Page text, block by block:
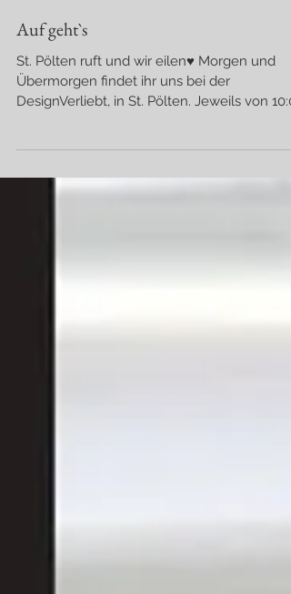
Auf geht`s
Übermorgen findet ihr uns bei der
DesignVerliebt, in St. Pölten. Jeweils von
- 18:00 sind...